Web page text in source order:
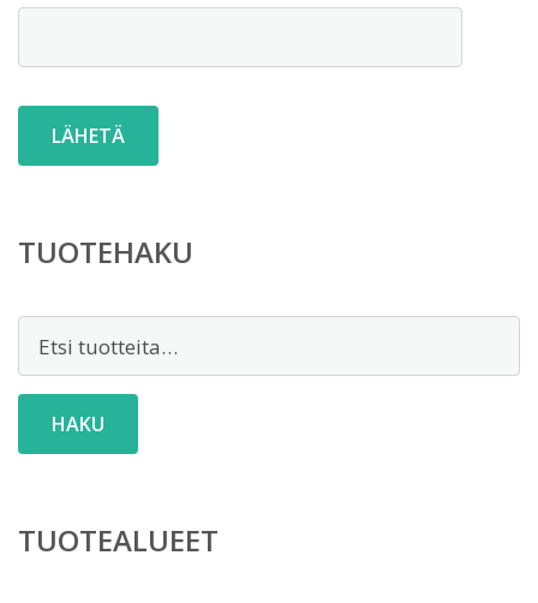
TUOTEHAKU
HAKU
TUOTEALUEET